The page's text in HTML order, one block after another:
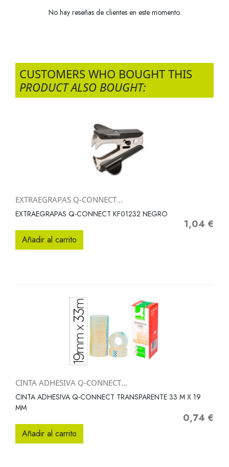
No hay reseñas de clientes en este momento.
CUSTOMERS WHO BOUGHT THIS
PRODUCT ALSO BOUGHT:
EXTRAEGRAPAS Q-CONNECT...
EXTRAEGRAPAS Q-CONNECT KF01232 NEGRO
Precio
1,04 €
Añadir al carrito
CINTA ADHESIVA Q-CONNECT...
CINTA ADHESIVA Q-CONNECT TRANSPARENTE 33 M X 19
MM
Precio
0,74 €
Añadir al carrito